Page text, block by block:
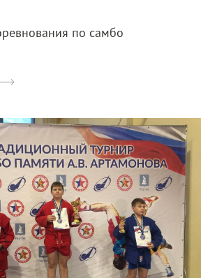
по самбо